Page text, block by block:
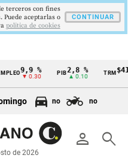
9,9 %
▼ 0.30
PIB2,8 %
▲ 0.10
TRM
no no
person search
de 2026
terceros con fines
Puede aceptarlas o
politica de cookies
CONTINUAR